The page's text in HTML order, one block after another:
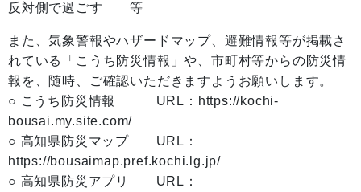
反対側で過ごす 等
また、気象警報やハザードマップ、避難情報等が掲載さ
れている「こうち防災情報」や、市町村等からの防災情
報を、随時、ご確認いただきますようお願いします。
○ こうち防災情報 URL：https://kochi-
bousai.my.site.com/
○ 高知県防災マップ URL：
https://bousaimap.pref.kochi.lg.jp/
○ 高知県防災アプリ URL：